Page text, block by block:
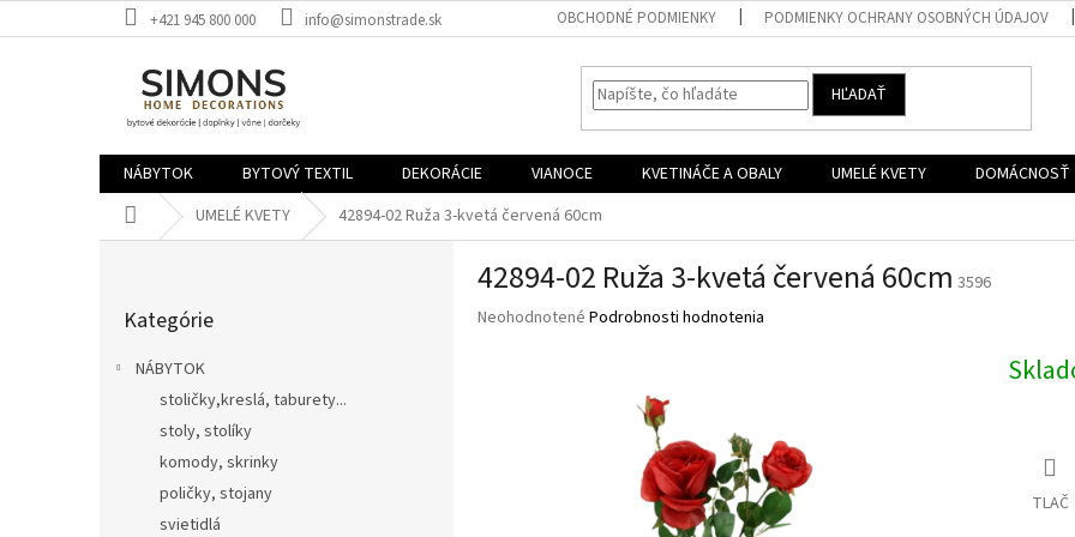
na
+421 945 800 000 info@simonstrade.sk OBCHODNÉ PODMIENKY PODMIENKY OCHRANY OSOBNÝCH ÚDAJOV
HĽADAŤ
NÁBYTOK BYTOVÝ TEXTIL DEKORÁCIE VIANOCE KVETINÁČE A OBALY UMELÉ KVETY DOMÁCNOSŤ
DomovUMELÉ KVETY 42894-02 Ruža 3-kvetá červená 60cm
kategórie
Kategórie
NÁBYTOK
stoličky,kreslá, taburety...
stoly, stolíky
komody, skrinky
poličky, stojany
svietidlá
42894-02 Ruža 3-kvetá červená 60cm 3596
Priemerné
Neohodnotené Podrobnosti hodnotenia
TLAČ